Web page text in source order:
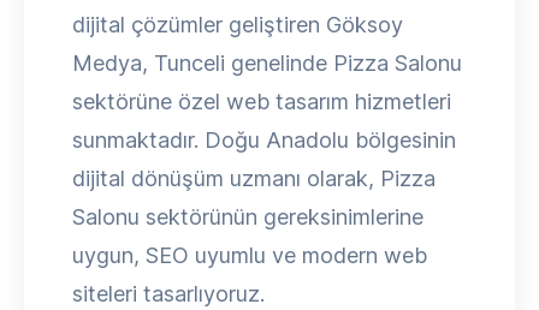
dijital çözümler geliştiren Göksoy
Medya, Tunceli genelinde Pizza Salonu
sektörüne özel web tasarım hizmetleri
sunmaktadır. Doğu Anadolu bölgesinin
dijital dönüşüm uzmanı olarak, Pizza
Salonu sektörünün gereksinimlerine
uygun, SEO uyumlu ve modern web
siteleri tasarlıyoruz.